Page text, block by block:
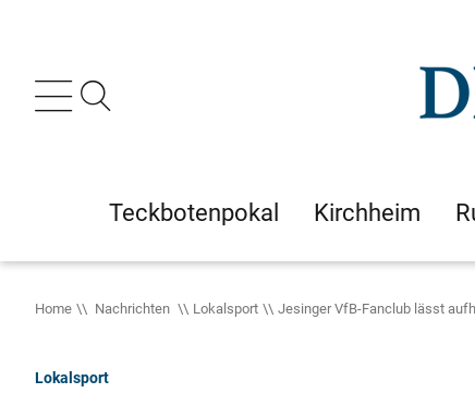
Teckbotenpokal Kirchheim
Home Nachrichten Lokalsport Jesinger VfB-Fanclub lässt
Lokalsport